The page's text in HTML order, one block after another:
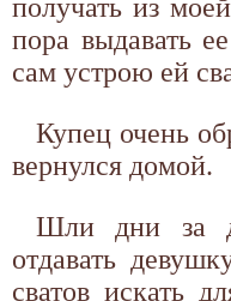
получать из
пора выдавать
сам устрою ей
Купец очень
вернулся домой.
Шли дни за
отдавать
сватов искать